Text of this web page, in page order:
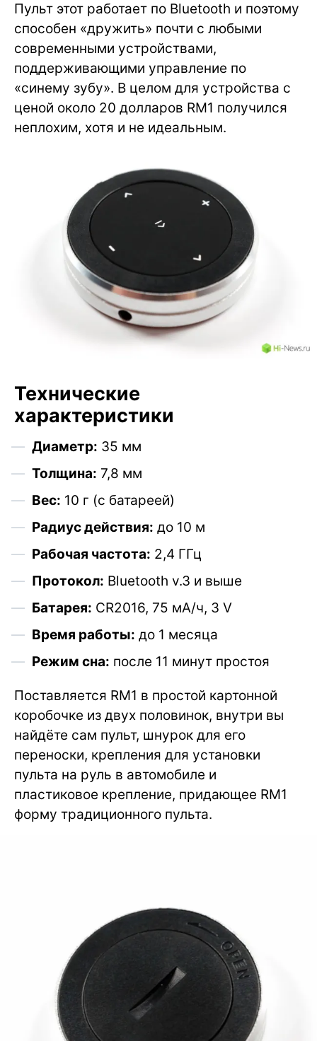
Пульт этот работает по Bluetooth и поэтому
способен «дружить» почти с любыми
современными устройствами,
поддерживающими управление по
«синему зубу». В целом для устройства с
ценой около 20 долларов RM1 получился
неплохим, хотя и не идеальным.
Технические
характеристики
Диаметр: 35 мм
Толщина: 7,8 мм
Вес: 10 г (с батареей)
Радиус действия: до 10 м
Рабочая частота: 2,4 ГГц
Протокол: Bluetooth v.3 и выше
Батарея: CR2016, 75 мА/ч, 3 V
Время работы: до 1 месяца
Режим сна: после 11 минут простоя
Поставляется RM1 в простой картонной
коробочке из двух половинок, внутри вы
найдёте сам пульт, шнурок для его
переноски, крепления для установки
пульта на руль в автомобиле и
пластиковое крепление, придающее RM1
форму традиционного пульта.